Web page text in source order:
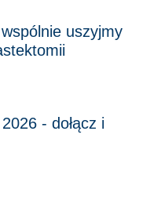
uszyjmy
- dołącz i